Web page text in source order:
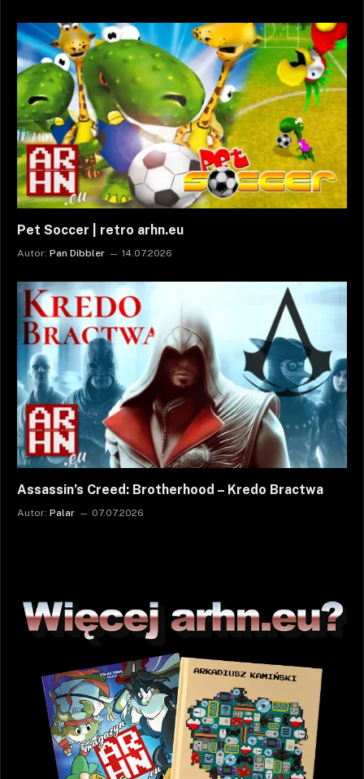
Pet Soccer | retro arhn.eu
Autor: Pan Dibbler 14.07.2026
Assassin’s Creed: Brotherhood – Kredo Bractwa
Autor: Palar 07.07.2026